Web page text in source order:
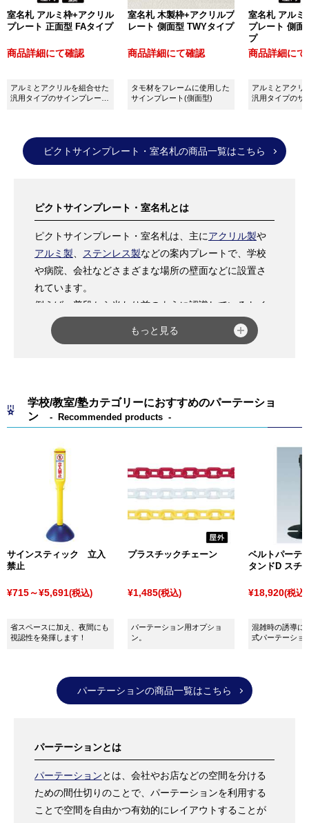
だくことも可能です。
豊富な種類やサイズの中から、きっとご希望の商品が
見つかることと思いますので、もし商品選びでお困り
の際はお気軽にご相談ください。
室名札 アルミ枠+アクリル
プレート 正面型 FAタイプ
商品詳細にて確認
アルミとアクリルを組合せた
汎用タイプのサインプレート
室名札 木製枠+アクリルプ
レート 側面型 TWYタイプ
商品詳細にて確認
タモ材をフレームに使用した
サインプレート(側面型)
室名札 アルミ
プレート 側面
プ
商品詳細にて
アルミとアクリ
汎用タイプのサ
ピクトサインプレート・室名札の商品一覧はこちら
ピクトサインプレート・室名札とは
ピクトサインプレート・室名札は、主にアクリル製や
アルミ製
ステンレス製などの案内プレートで、学校
や病院、会社などさまざまな場所の壁面などに設置さ
れています。
例えば、普段から当たり前のように認識しているトイ
レのピクトサイン、1Fや2Fなど建物の階数を表すピク
トサイン、会議室や教室、診察室など部屋の室名を表
プ」と「突出タイプ 」があり、前者は壁面に対して平
行に取り付けるため正面から見やすく、後者は壁面に
おり、用途や設置場所に応じて最適なものをお選びい
ただけます。
プレートの表示部分は、決まっているデザイン（
）の中から選んだりご指定の文字を入れ
たり（別注対応可能
の状態でご注文いた
豊富な種類やサイズの中から、きっとご希望の商品が
の際はお気軽にご相談ください。
もっと見る
学校/教室/塾カテゴリーにおすすめのパーテーショ
ン
Recommended products
サインスティック 立入
禁止
¥715～¥5,691(税込)
省スペースに加え、夜間にも
視認性を発揮します！
プラスチックチェーン
¥1,485(税込)
パーテーション用オプショ
ン。
ベルトパーテ
タンドD スチ
¥18,920(税込)
混雑時の誘導に
式パーテーショ
パーテーションの商品一覧はこちら
パーテーションとは
パーテーションとは、会社やお店などの空間を分ける
ための間仕切りのことで、パーテーションを利用する
ことで空間を自由かつ有効的にレイアウトすることが